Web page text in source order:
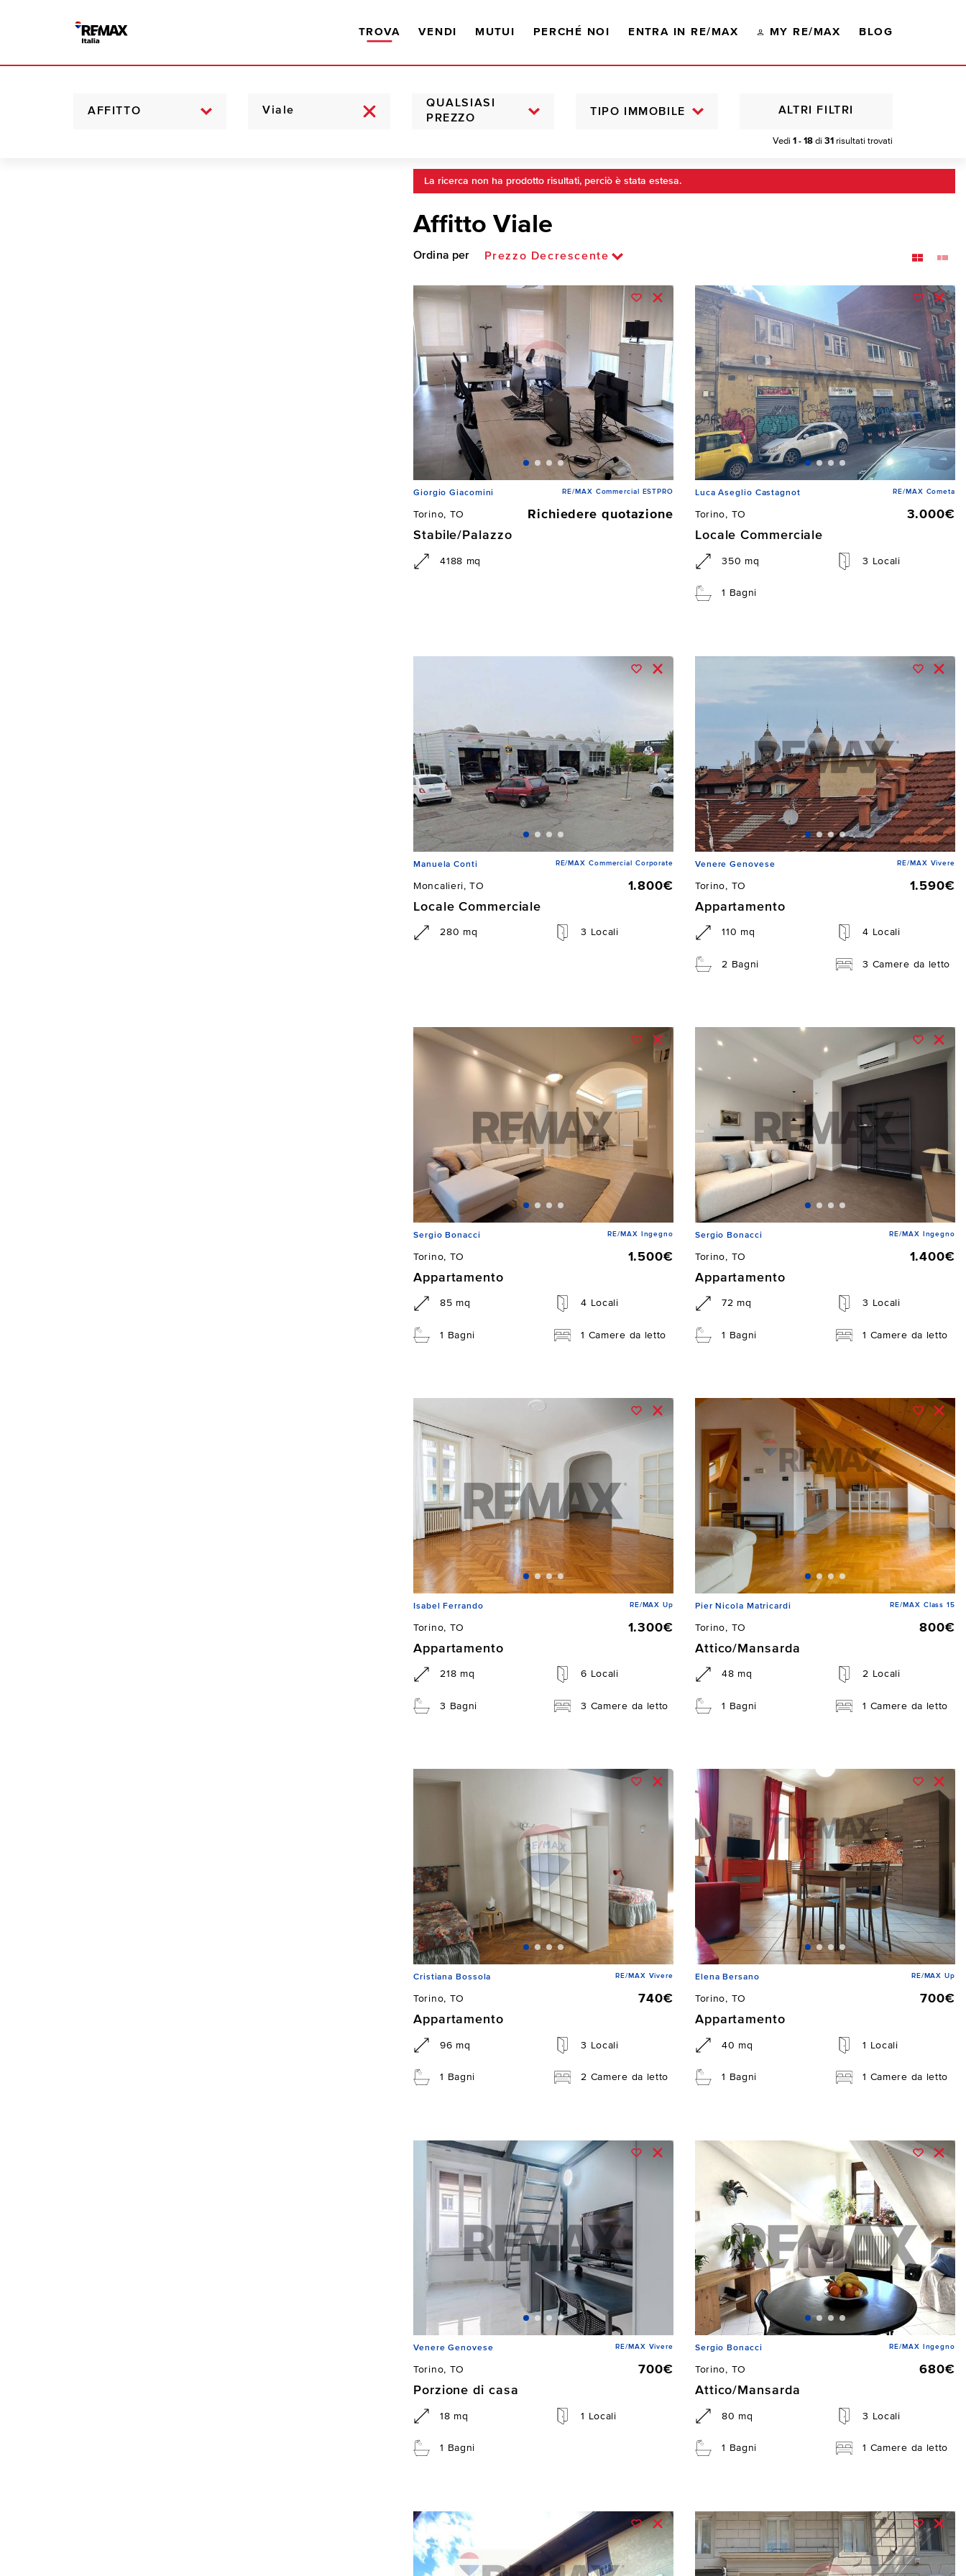
TROVA VENDI MUTUI PERCHÉ NOI ENTRA IN RE/MAX MY RE/MAX BLOG
AFFITTO
QUALSIASI
PREZZO
TIPO IMMOBILE
Vedi 1 - 18 di 31 risultati trovati
ALTRI FILTRI
La ricerca non ha prodotto risultati, perciò è stata estesa.
Affitto Viale
Ordina per Prezzo Decrescente
Giorgio Giacomini RE/MAX Commercial ESTPRO
Torino, TO
Richiedere quotazione
Stabile/Palazzo
4188 mq
Luca Aseglio Castagnot RE/MAX Cometa
Torino, TO
3.000€
Locale Commerciale
350 mq 3 Locali
1 Bagni
Manuela Conti RE/MAX Commercial Corporate
Moncalieri, TO
1.800€
Locale Commerciale
280 mq 3 Locali
Venere Genovese RE/MAX Vivere
Torino, TO
1.590€
Appartamento
110 mq 4 Locali
2 Bagni 3 Camere da letto
Sergio Bonacci RE/MAX Ingegno
Torino, TO
1.500€
Appartamento
85 mq 4 Locali
1 Bagni 1 Camere da letto
Sergio Bonacci RE/MAX Ingegno
Torino, TO
1.400€
Appartamento
72 mq 3 Locali
1 Bagni 1 Camere da letto
Isabel Ferrando RE/MAX Up
Torino, TO
1.300€
Appartamento
218 mq 6 Locali
3 Bagni 3 Camere da letto
Pier Nicola Matricardi RE/MAX Class 15
Torino, TO
800€
Attico/Mansarda
48 mq 2 Locali
1 Bagni 1 Camere da letto
Cristiana Bossola RE/MAX Vivere
Torino, TO
740€
Appartamento
96 mq 3 Locali
1 Bagni 2 Camere da letto
Elena Bersano RE/MAX Up
Torino, TO
700€
Appartamento
40 mq 1 Locali
1 Bagni 1 Camere da letto
Venere Genovese RE/MAX Vivere
Torino, TO
700€
Porzione di casa
18 mq 1 Locali
1 Bagni
Sergio Bonacci RE/MAX Ingegno
Torino, TO
680€
Attico/Mansarda
80 mq 3 Locali
1 Bagni 1 Camere da letto